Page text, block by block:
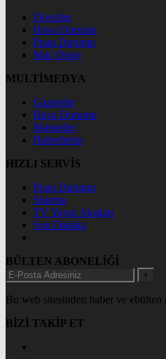
Dövizler
Hava Durumu
Puan Durumu
Maç Detay
MULTİMEDYA
Gazeteler
Hava Durumu
Manşetler
Haberlerim
HIZLI SERVİS
Puan Durumu
Sinema
TV Yayın Akışları
Son Dakika
BÜLTEN ABONELİĞİ
+
Bu web sitesinden haber ve
BİZİ TAKİP ET